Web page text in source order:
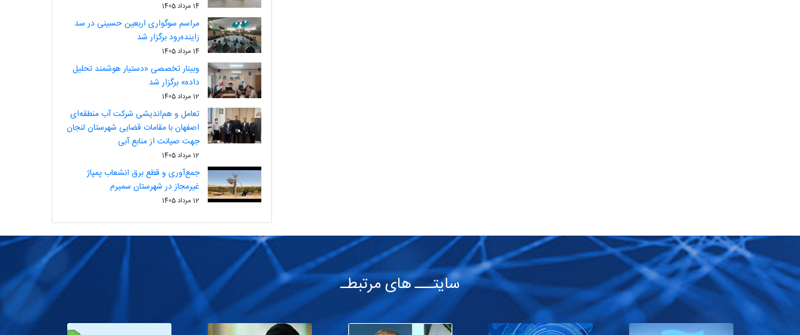
14 مرداد 1405
مراسم سوگواری اربعین حسینی در سد
زاینده‌رود برگزار شد
14 مرداد 1405
وبینار تخصصی «دستیار هوشمند تحلیل
داده» برگزار شد
12 مرداد 1405
تعامل و هم‌اندیشی شرکت آب منطقه‌ای
اصفهان با مقامات قضایی شهرستان لنجان
جهت صیانت از منابع آبی
12 مرداد 1405
جمع‌آوری و قطع برق انشعاب پمپاژ
غیرمجاز در شهرستان سمیرم
12 مرداد 1405
سایتـــ های مرتبطـ